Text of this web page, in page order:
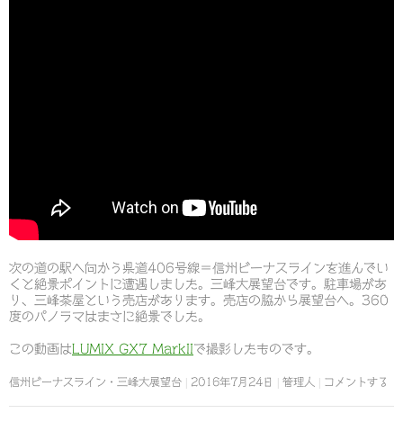
次の道の駅へ向かう県道406号線＝信州ビーナスラインを進んでい
くと絶景ポイントに遭遇しました。三峰大展望台です。駐車場があ
り、三峰茶屋という売店があります。売店の脇から展望台へ。360
度のパノラマはまさに絶景でした。
この動画は LUMIX GX7 MarkIIで撮影したものです。
信州ビーナスライン・三峰大展望台 2016年7月24日 管理人 コメントする